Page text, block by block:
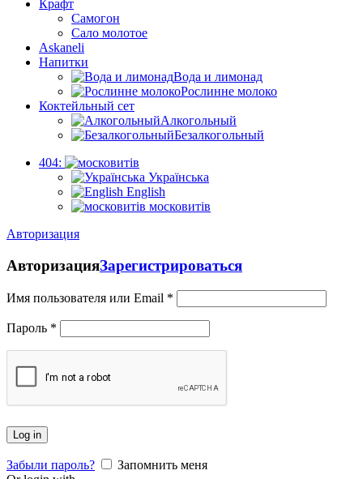
Крафт
Самогон
Сало молотое
Askaneli
Напитки
Вода и лимонад
Рослинне молоко
Коктейльный сет
Алкогольный
Безалкогольный
404:
Українська
English
московитів
Авторизация
АвторизацияЗарегистрироваться
Имя пользователя или Email *
Пароль *
Log in
Забыли пароль?
Запомнить меня